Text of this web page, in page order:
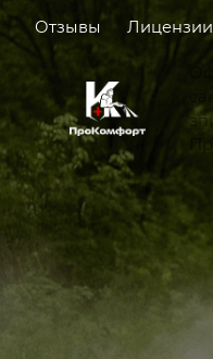
Отзывы Лицензии